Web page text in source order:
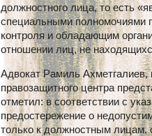
должностного лица, то есть
специальными полномочиями
контроля и обладающим
отношении лиц, не
Адвокат Рамиль Ахметгалиев,
правозащитного центра
отметил: в соответствии с
предостережение о
только к должностным лицам,